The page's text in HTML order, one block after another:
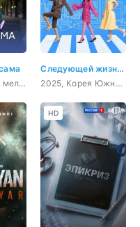
2026, Россия, мелодрама
Следующей жизни не будет
2025, Корея Южная, драма, комедия
HD